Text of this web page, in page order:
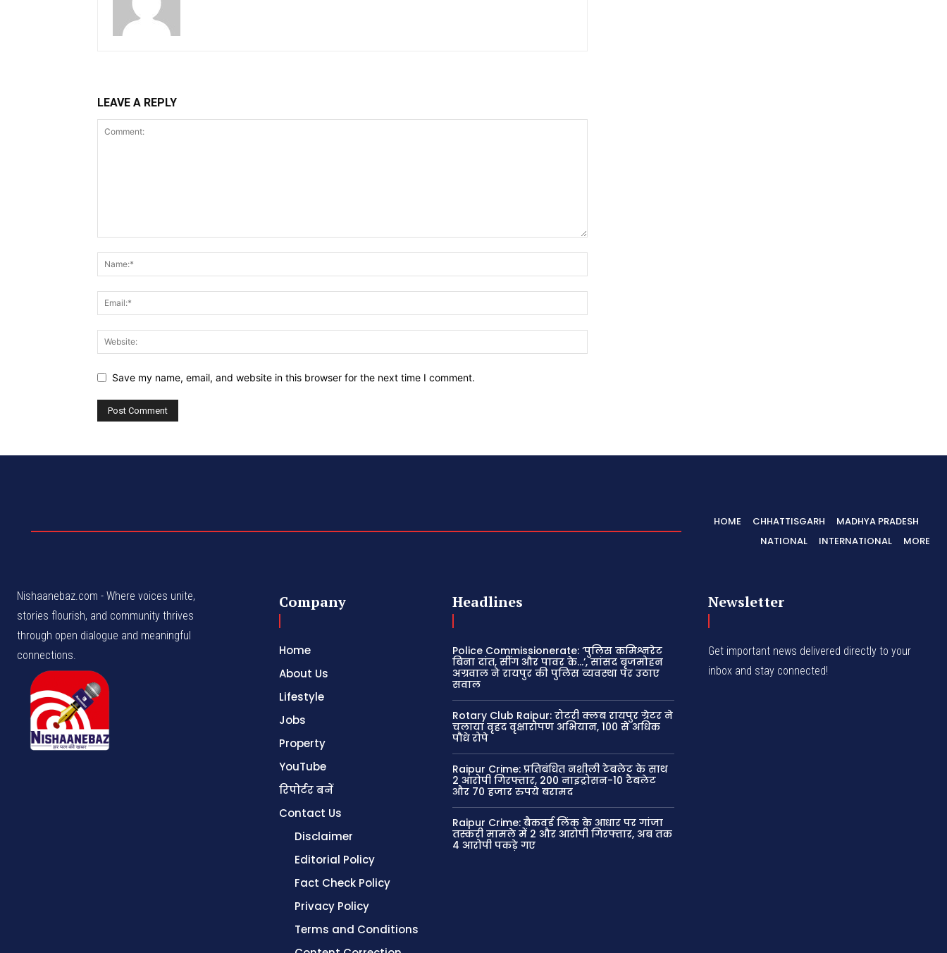
LEAVE A REPLY
Save my name, email, and website in this browser for the next time I comment.
HOME CHHATTISGARH
MADHYA PRADESH
NATIONAL
INTERNATIONAL MORE
Nishaanebaz.com - Where voices unite,
stories flourish, and community thrives
through open dialogue and meaningful
connections.
Company
Home
About Us
Lifestyle
Jobs
Property
YouTube
रिपोर्टर बनें
Contact Us
Disclaimer
Editorial Policy
Fact Check Policy
Privacy Policy
Terms and Conditions
Headlines
Police Commissionerate: ‘पुलिस कमिश्नरेट
बिना दांत, सींग और पावर के…’, सांसद बृजमोहन
अग्रवाल ने रायपुर की पुलिस व्यवस्था पर उठाए
सवाल
Rotary Club Raipur: रोटरी क्लब रायपुर ग्रेटर ने
चलाया वृहद वृक्षारोपण अभियान, 100 से अधिक
पौधे रोपे
Raipur Crime: प्रतिबंधित नशीली टेबलेट के साथ
2 आरोपी गिरफ्तार, 200 नाइट्रोसन-10 टैबलेट
और 70 हजार रुपये बरामद
Raipur Crime: बैकवर्ड लिंक के आधार पर गांजा
तस्करी मामले में 2 और आरोपी गिरफ्तार, अब तक
4 आरोपी पकड़े गए
Newsletter
Get important news delivered directly to your
inbox and stay connected!